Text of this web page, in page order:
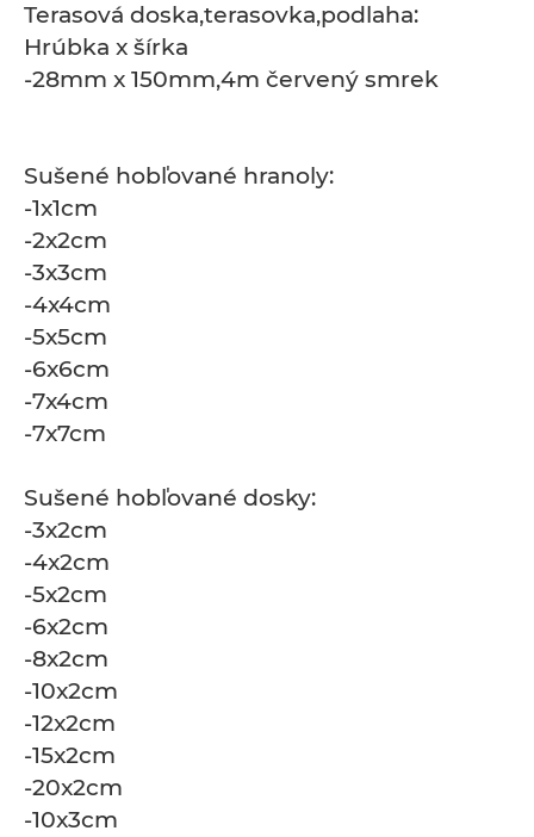
Terasová doska,terasovka,podlaha:
Hrúbka x šírka
-28mm x 150mm,4m červený smrek
Sušené hobľované hranoly:
-1x1cm
-2x2cm
-3x3cm
-4x4cm
-5x5cm
-6x6cm
-7x4cm
-7x7cm
Sušené hobľované dosky:
-3x2cm
-4x2cm
-5x2cm
-6x2cm
-8x2cm
-10x2cm
-12x2cm
-15x2cm
-20x2cm
-10x3cm